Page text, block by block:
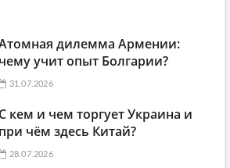
дилемма Армении:
чему учит опыт Болгарии?
31.07.2026
С кем и чем торгует Украина и
при чём здесь Китай?
28.07.2026